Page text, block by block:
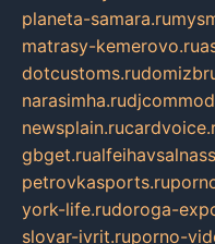
planeta-samara.ru
matrasy-kemerovo.ru
dotcustoms.ru
narasimha.ru
newsplain.ru
gbget.ru
petrovkasports.ru
york-life.rudoroga-
slovar-ivrit.ruporno-